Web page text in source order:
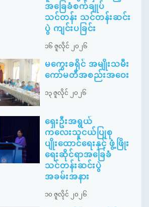
အခြေခံစက်ချုပ်
သင်တန်း သင်တန်းဆင်း
ပွဲ ကျင်းပခြင်း
၁၆ ဇူလိုင် ၂၀၂၆
မကွေးခရိုင် အမျိုးသမီး
ကော်မတီအစည်းအဝေး
၁၃ ဇူလိုင် ၂၀၂၆
ရှေးဦးအရွယ်
ကလေးသူငယ်ပြုစု
ပျိုးထောင်ရေးနှင့် ဖွံ့ဖြိုး
ရေးဆိုင်ရာအခြေခံ
သင်တန်းဆင်းပွဲ
အခမ်းအနား
၁၀ ဇူလိုင် ၂၀၂၆